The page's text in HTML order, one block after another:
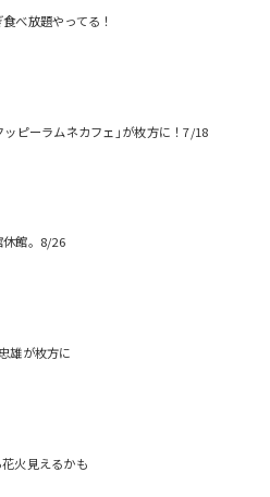
べ放題やってる！
ッピーラムネカフェ｣が枚方に！7/18
休館。8/26
雄が枚方に
火見えるかも